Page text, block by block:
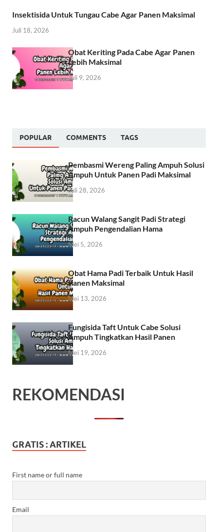
Insektisida Untuk Tungau Cabe Agar Panen Maksimal
Juli 18, 2026
Obat Keriting Pada Cabe Agar Panen
Lebih Maksimal
Juli 9, 2026
POPULAR COMMENTS TAGS
Pembasmi Wereng Paling Ampuh Solusi
Ampuh Untuk Panen Padi Maksimal
Juli 28, 2026
Racun Walang Sangit Padi Strategi
Ampuh Pengendalian Hama
Mei 5, 2026
Obat Hama Padi Terbaik Untuk Hasil
Panen Maksimal
Mei 13, 2026
Fungisida Taft Untuk Cabe Solusi
Ampuh Tingkatkan Hasil Panen
Mei 19, 2026
REKOMENDASI
GRATIS : ARTIKEL
First name or full name
Email